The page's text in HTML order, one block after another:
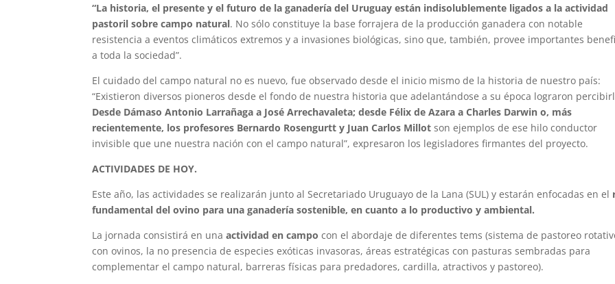
“La historia, el presente y el futuro de la ganadería del Uruguay están indisolublemente ligados a la actividad
pastoril sobre campo natural. No sólo constituye la base forrajera de la producción ganadera con notable
resistencia a eventos climáticos extremos y a invasiones biológicas, sino que, también, provee importantes
a toda la sociedad”.
El cuidado del campo natural no es nuevo, fue observado desde el inicio mismo de la historia de nuestro país:
“Existieron diversos pioneros desde el fondo de nuestra historia que adelantándose a su época lograron
Desde Dámaso Antonio Larrañaga a José Arrechavaleta; desde Félix de Azara a Charles Darwin o, más
recientemente, los profesores Bernardo Rosengurtt y Juan Carlos Millot son ejemplos de ese hilo conductor
invisible que une nuestra nación con el campo natural”, expresaron los legisladores firmantes del proyecto.
ACTIVIDADES DE HOY.
Este año, las actividades se realizarán junto al Secretariado Uruguayo de la Lana (SUL) y estarán enfocadas en el
fundamental del ovino para una ganadería sostenible, en cuanto a lo productivo y ambiental.
La jornada consistirá en unaactividad en campo con el abordaje de diferentes tems (sistema de pastoreo
con ovinos, la no presencia de especies exóticas invasoras, áreas estratégicas con pasturas sembradas para
complementar el campo natural, barreras físicas para predadores, cardilla, atractivos y pastoreo).